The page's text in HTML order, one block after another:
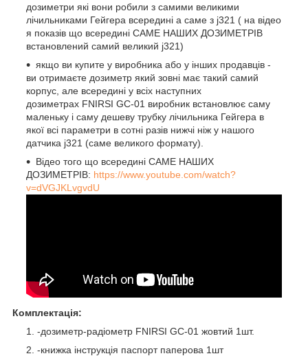
дозиметри які вони робили з самими великими
лічильниками Гейгера всередині а саме з j321 ( на відео
я показів що всередині САМЕ НАШИХ ДОЗИМЕТРІВ
встановлений самий великий j321)
якщо ви купите у виробника або у інших продавців -
ви отримаєте дозиметр який зовні має такий самий
корпус, але всередині у всіх наступних
дозиметрах FNIRSI GC-01 виробник встановлює саму
маленьку і саму дешеву трубку лічильника Гейгера в
якої всі параметри в сотні разів нижчі ніж у нашого
датчика j321 (саме великого формату).
Відео того що всередині САМЕ НАШИХ
ДОЗИМЕТРІВ: https://www.youtube.com/watch?
v=dVGJKLvgvdU
Комплектація:
-дозиметр-радіометр FNIRSI GC-01 жовтий 1шт.
-книжка інструкція паспорт паперова 1шт